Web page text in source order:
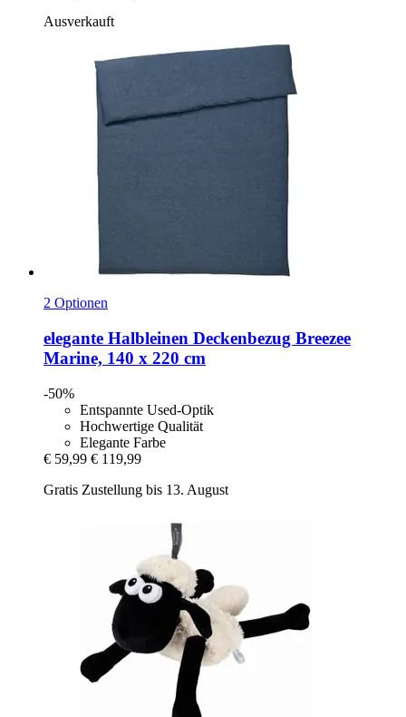
Ausverkauft
2 Optionen
elegante Halbleinen Deckenbezug Breezee
Marine, 140 x 220 cm
-50%
Entspannte Used-Optik
Hochwertige Qualität
Elegante Farbe
€ 59,99 € 119,99
Gratis Zustellung bis 13. August